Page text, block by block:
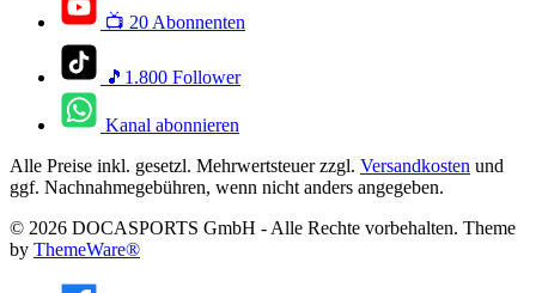
📺 20 Abonnenten
🎵1.800 Follower
Kanal abonnieren
Alle Preise inkl. gesetzl. Mehrwertsteuer zzgl. Versandkosten und
ggf. Nachnahmegebühren, wenn nicht anders angegeben.
© 2026 DOCASPORTS GmbH - Alle Rechte vorbehalten. Theme
by ThemeWare®